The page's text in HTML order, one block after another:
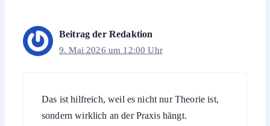
Beitrag der Redaktion
9. Mai 2026 um 12:00 Uhr
Das ist hilfreich, weil es nicht nur Theorie ist,
sondern wirklich an der Praxis hängt.